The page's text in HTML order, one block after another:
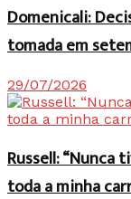
Domenicali:
tomada em
29/07/2026
Russell: “Nunca
toda a minha